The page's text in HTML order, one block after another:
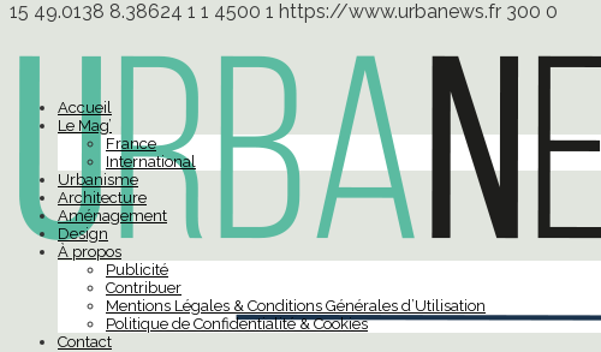
15 49.0138 8.38624 1 1 4500 1 https://www.urbanews.fr 300 0
Accueil
Le Mag’
France
International
Urbanisme
Architecture
Aménagement
Design
À propos
Publicité
Contribuer
Mentions Légales & Conditions Générales d’Utilisation
Politique de Confidentialité & Cookies
Contact